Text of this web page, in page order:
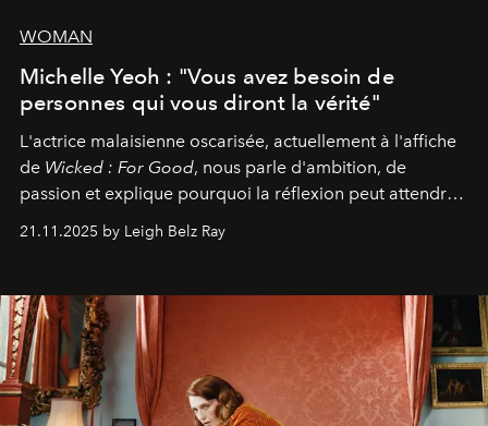
WOMAN
Michelle Yeoh : "Vous avez besoin de
personnes qui vous diront la vérité"
L'actrice malaisienne oscarisée, actuellement à l'affiche
de Wicked : For Good, nous parle d'ambition, de
passion et explique pourquoi la réflexion peut attendre.
Elle avoue :
"C'est libérateur d'interpréter un
personnage qui dit : 'C'est mon désir, mon ambition, ma
21.11.2025 by Leigh Belz Ray